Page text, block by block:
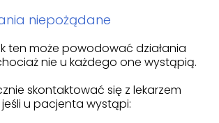
niepożądane
ten może powodować działania
nie u każdego one wystąpią.
skontaktować się z lekarzem
u pacjenta wystąpi: